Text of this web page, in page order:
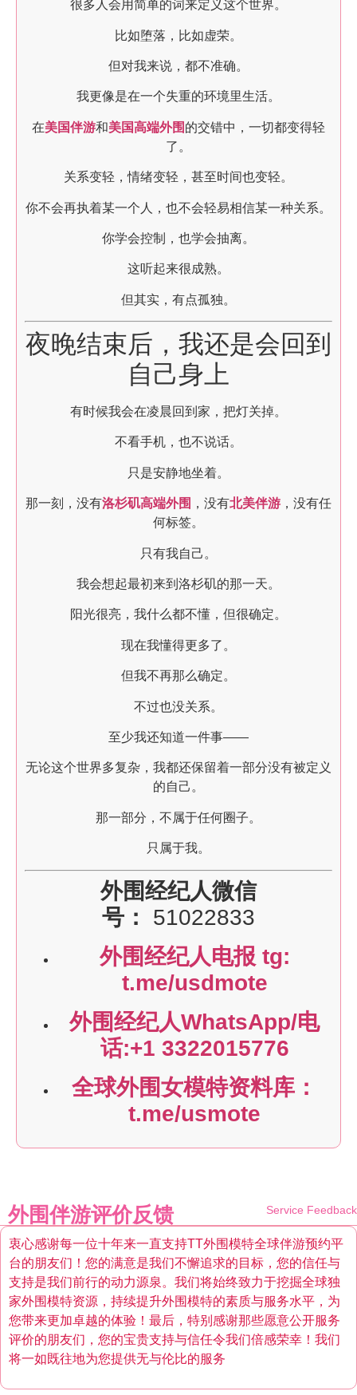
很多人会用简单的词来定义这个世界。
比如堕落，比如虚荣。
但对我来说，都不准确。
我更像是在一个失重的环境里生活。
在美国伴游和美国高端外围 的交错中，一切都变得轻
了。
关系变轻，情绪变轻，甚至时间也变轻。
你不会再执着某一个人，也不会轻易相信某一种关系。
你学会控制，也学会抽离。
这听起来很成熟。
但其实，有点孤独。
夜晚结束后，我还是会回到
自己身上
有时候我会在凌晨回到家，把灯关掉。
不看手机，也不说话。
只是安静地坐着。
那一刻，没有洛杉矶高端外围 ，没有北美伴游 ，没有任
何标签。
只有我自己。
我会想起最初来到洛杉矶的那一天。
阳光很亮，我什么都不懂，但很确定。
现在我懂得更多了。
但我不再那么确定。
不过也没关系。
至少我还知道一件事——
无论这个世界多复杂，我都还保留着一部分没有被定义
的自己。
那一部分，不属于任何圈子。
只属于我。
外围经纪人微信
号：
51022833
外围经纪人电报 tg:
t.me/usdmote
外围经纪人WhatsApp/电
话:+1 3322015776
全球外围女模特资料库：
t.me/usmote
外围伴游评价反馈 Service Feedback
衷心感谢每一位十年来一直支持TT外围模特全球伴游预约平
台的朋友们！您的满意是我们不懈追求的目标，您的信任与
支持是我们前行的动力源泉。我们将始终致力于挖掘全球独
家外围模特资源，持续提升外围模特的素质与服务水平，为
您带来更加卓越的体验！最后，特别感谢那些愿意公开服务
评价的朋友们，您的宝贵支持与信任令我们倍感荣幸！我们
将一如既往地为您提供无与伦比的服务